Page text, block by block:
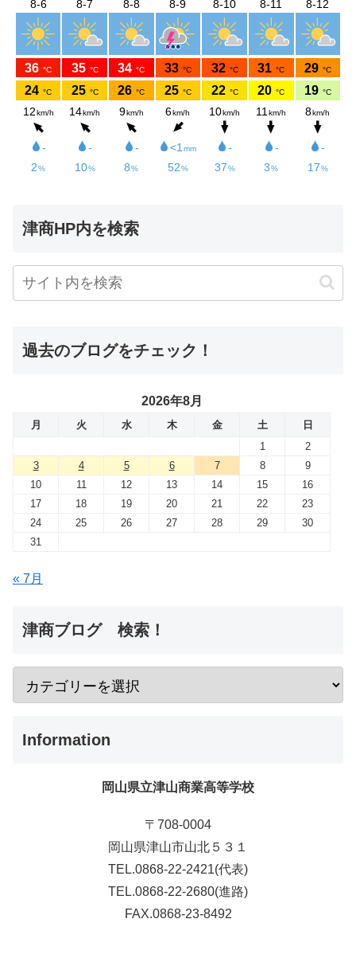
津商HP内を検索
過去のブログをチェック！
2026年8月
月 火 水 木 金 土
日
1
2
3
4 5 6 7 8
9
10
11 12 13 14 15
16
17
18 19 20 21 22
23
24
25 26 27 28 29
30
31
« 7月
津商ブログ 検索！
Information
岡山県立津山商業高等学校
〒708-0004
岡山県津山市山北５３１
TEL.0868-22-2421(代表)
TEL.0868-22-2680(進路)
FAX.0868-23-8492